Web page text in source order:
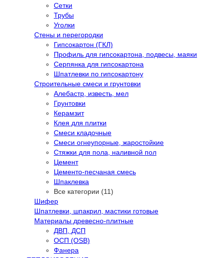
Сетки
Трубы
Уголки
Стены и перегородки
Гипсокартон (ГКЛ)
Профиль для гипсокартона, подвесы, маяки
Серпянка для гипсокартона
Шпатлевки по гипсокартону
Строительные смеси и грунтовки
Алебастр, известь, мел
Грунтовки
Керамзит
Клея для плитки
Смеси кладочные
Смеси огнеупорные, жаростойкие
Стяжки для пола, наливной пол
Цемент
Цементо-песчаная смесь
Шпаклевка
Все категории (11)
Шифер
Шпатлевки, шпакрил, мастики готовые
Материалы древесно-плитные
ДВП, ДСП
ОСП (OSB)
Фанера